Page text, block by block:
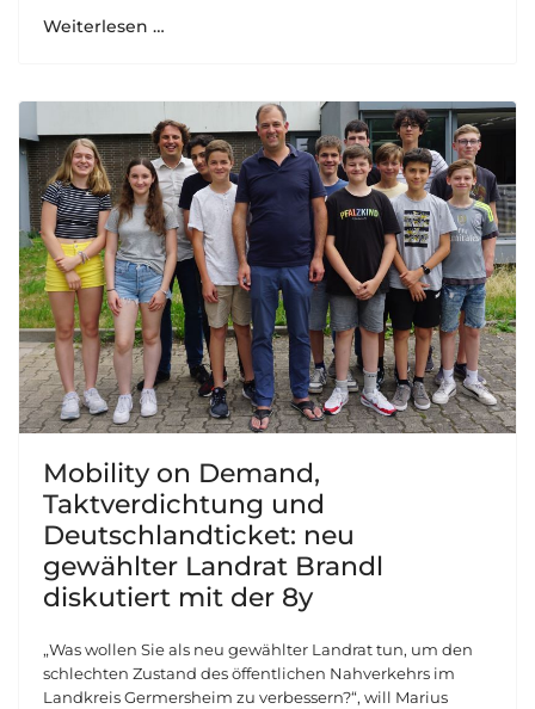
Weiterlesen …
Mobility on Demand,
Taktverdichtung und
Deutschlandticket: neu
gewählter Landrat Brandl
diskutiert mit der 8y
„Was wollen Sie als neu gewählter Landrat tun, um den
schlechten Zustand des öffentlichen Nahverkehrs im
Landkreis Germersheim zu verbessern?“, will Marius